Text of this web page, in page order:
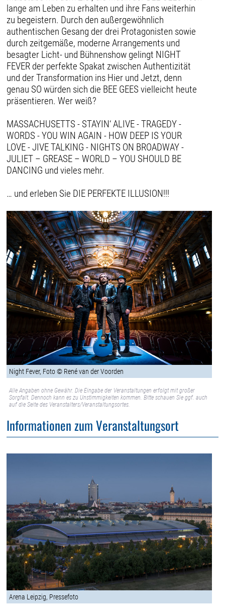
lange am Leben zu erhalten und ihre Fans weiterhin
zu begeistern. Durch den außergewöhnlich
authentischen Gesang der drei Protagonisten sowie
durch zeitgemäße, moderne Arrangements und
besagter Licht- und Bühnenshow gelingt NIGHT
FEVER der perfekte Spakat zwischen Authentizität
und der Transformation ins Hier und Jetzt, denn
genau SO würden sich die BEE GEES vielleicht heute
präsentieren. Wer weiß?
MASSACHUSETTS - STAYIN‘ ALIVE - TRAGEDY -
WORDS - YOU WIN AGAIN - HOW DEEP IS YOUR
LOVE - JIVE TALKING - NIGHTS ON BROADWAY -
JULIET – GREASE – WORLD – YOU SHOULD BE
DANCING und vieles mehr.
… und erleben Sie DIE PERFEKTE ILLUSION!!!
Night Fever, Foto © René van der Voorden
Alle Angaben ohne Gewähr. Die Eingabe der Veranstaltungen erfolgt mit großer
Sorgfalt. Dennoch kann es zu Unstimmigkeiten kommen. Bitte schauen Sie ggf. auch
auf die Seite des Veranstalters/Veranstaltungsortes.
Informationen zum Veranstaltungsort
Arena Leipzig, Pressefoto